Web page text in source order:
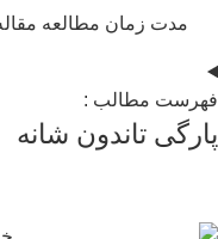
مدت زمان مطالعه مقاله 1 دقیقه میباشد
مطالب :
تاندون شانه